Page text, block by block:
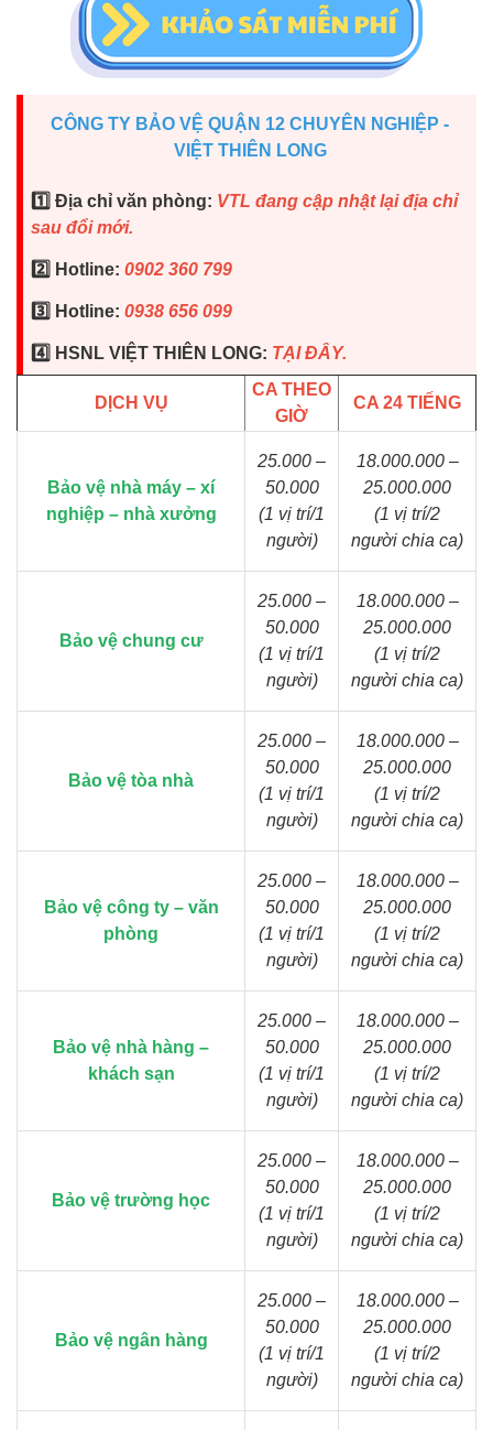
CÔNG TY BẢO VỆ QUẬN 12 CHUYÊN NGHIỆP -
VIỆT THIÊN LONG
1️⃣ Địa chỉ văn phòng: VTL đang cập nhật lại địa chỉ
sau đổi mới.
2️⃣ Hotline: 0902 360 799
3️⃣ Hotline: 0938 656 099
4️⃣ HSNL VIỆT THIÊN LONG: TẠI ĐÂY.
DỊCH VỤ
CA THEO
GIỜ
CA 24 TIẾNG
Bảo vệ nhà máy – xí
nghiệp – nhà xưởng
25.000 –
50.000
(1 vị trí/1
người)
18.000.000 –
25.000.000
(1 vị trí/2
người chia ca)
Bảo vệ chung cư
25.000 –
50.000
(1 vị trí/1
người)
18.000.000 –
25.000.000
(1 vị trí/2
người chia ca)
Bảo vệ tòa nhà
25.000 –
50.000
(1 vị trí/1
người)
18.000.000 –
25.000.000
(1 vị trí/2
người chia ca)
Bảo vệ công ty – văn
phòng
25.000 –
50.000
(1 vị trí/1
người)
18.000.000 –
25.000.000
(1 vị trí/2
người chia ca)
Bảo vệ nhà hàng –
khách sạn
25.000 –
50.000
(1 vị trí/1
người)
18.000.000 –
25.000.000
(1 vị trí/2
người chia ca)
Bảo vệ trường học
25.000 –
50.000
(1 vị trí/1
người)
18.000.000 –
25.000.000
(1 vị trí/2
người chia ca)
Bảo vệ ngân hàng
25.000 –
50.000
(1 vị trí/1
người)
18.000.000 –
25.000.000
(1 vị trí/2
người chia ca)